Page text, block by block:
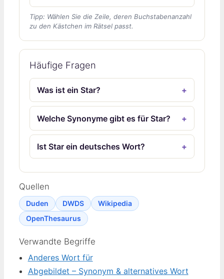
Tipp: Wählen Sie die Zeile, deren Buchstabenanzahl
zu den Kästchen im Rätsel passt.
Häufige Fragen
Was ist ein Star?
Welche Synonyme gibt es für Star?
Ist Star ein deutsches Wort?
Quellen
Duden DWDS
Wikipedia
OpenThesaurus
Verwandte Begriffe
Anderes Wort für
Abgebildet – Synonym & alternatives Wort